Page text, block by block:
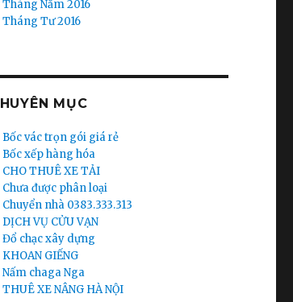
Tháng Năm 2016
Tháng Tư 2016
MỤC
Bốc vác trọn gói giá rẻ
Bốc xếp hàng hóa
CHO THUÊ XE TẢI
Chưa được phân loại
Chuyển nhà 0383.333.313
DỊCH VỤ CỬU VẠN
Đổ chạc xây dựng
KHOAN GIẾNG
Nấm chaga Nga
THUÊ XE NÂNG HÀ NỘI